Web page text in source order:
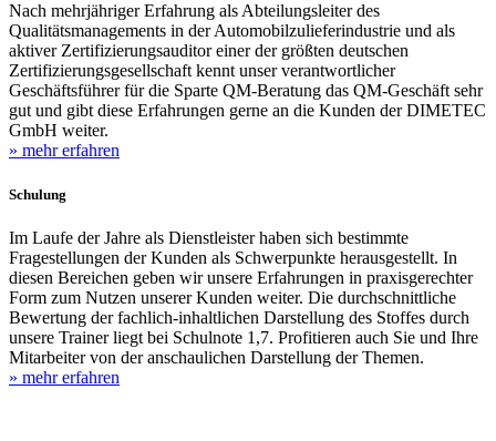
Nach mehrjähriger Erfahrung als Abteilungsleiter des
Qualitätsmanagements in der Automobilzulieferindustrie und als
aktiver Zertifizierungsauditor einer der größten deutschen
Zertifizierungsgesellschaft kennt unser verantwortlicher
Geschäftsführer für die Sparte QM-Beratung das QM-Geschäft sehr
gut und gibt diese Erfahrungen gerne an die Kunden der DIMETEC
GmbH weiter.
» mehr erfahren
Schulung
Im Laufe der Jahre als Dienstleister haben sich bestimmte
Fragestellungen der Kunden als Schwerpunkte herausgestellt. In
diesen Bereichen geben wir unsere Erfahrungen in praxisgerechter
Form zum Nutzen unserer Kunden weiter. Die durchschnittliche
Bewertung der fachlich-inhaltlichen Darstellung des Stoffes durch
unsere Trainer liegt bei Schulnote 1,7. Profitieren auch Sie und Ihre
Mitarbeiter von der anschaulichen Darstellung der Themen.
» mehr erfahren